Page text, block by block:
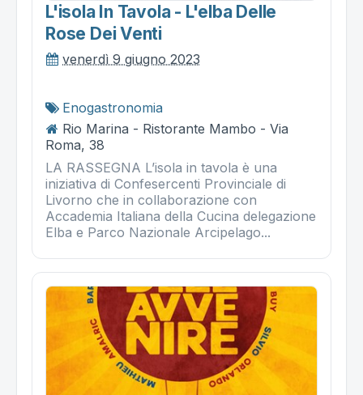
L'isola In Tavola - L'elba Delle
Rose Dei Venti
venerdì 9 giugno 2023
Enogastronomia
Rio Marina - Ristorante Mambo - Via
Roma, 38
LA RASSEGNA L’isola in tavola è una
iniziativa di Confesercenti Provinciale di
Livorno che in collaborazione con
Accademia Italiana della Cucina delegazione
Elba e Parco Nazionale Arcipelago...